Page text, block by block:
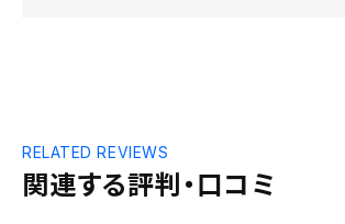
関連する評判・口コミ
RELATED REVIEWS